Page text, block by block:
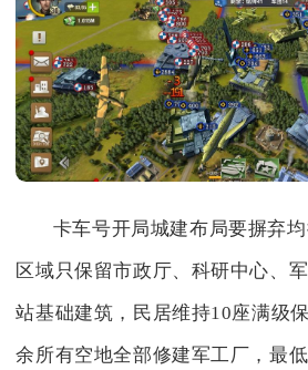
卡车号开局城建布局要摒弃
区域只保留市政厅、科研中心、
站基础建筑，民居维持10座满级
余所有空地全部修建军工厂，最